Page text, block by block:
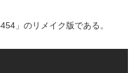
」のリメイク版である。